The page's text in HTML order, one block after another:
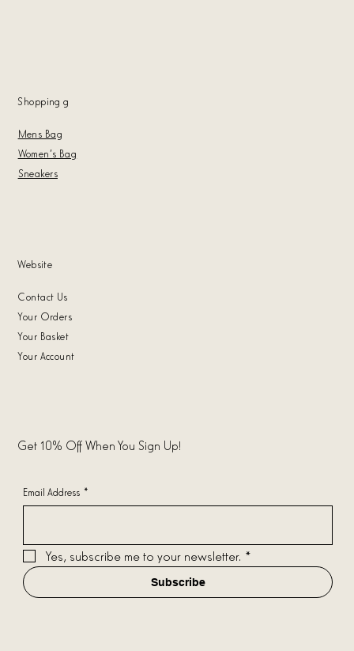
Shopping g
Mens Bag
Women's Bag
Sneakers
Website
Contact Us
Your Orders
Your Basket
Your Account
Get 10% Off When You Sign Up!
Email Address *
Yes, subscribe me to your newsletter. *
Subscribe